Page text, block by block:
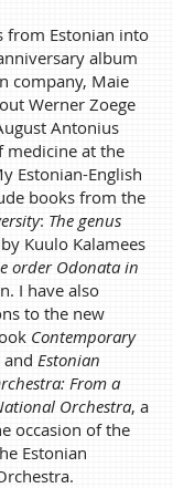
from Estonian into
album
company, Maie
Werner Zoege
Antonius
medicine at the
Estonian-English
books from the
: The genus
by Kuulo Kalamees
order Odonata in
I have also
to the new
Contemporary
and Estonian
From a
Orchestra, a
occasion of the
Estonian